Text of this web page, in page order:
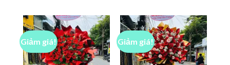
Giảm giá! Giảm giá!